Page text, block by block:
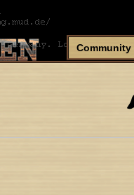
Community